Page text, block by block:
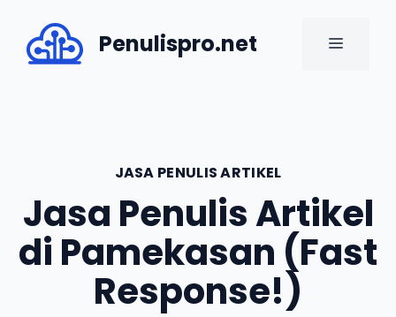
content
Penulispro.net MENU
JASA PENULIS ARTIKEL
Jasa Penulis Artikel
di Pamekasan (Fast
Response!)